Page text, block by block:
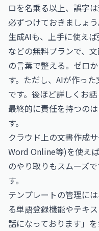
ロを名乗る以上、誤字
必ずつけておきましょう
生成AIも、上手に使え
などの無料プランで、
の言葉で整える。ゼロ
す。ただし、AIが作っ
です。後ほど詳しくお
最終的に責任を持つの
す。
クラウド上の文書作成
Word Online等)を使え
のやり取りもスムーズ
す。
テンプレートの管理に
る単語登録機能やテキ
話になっております」